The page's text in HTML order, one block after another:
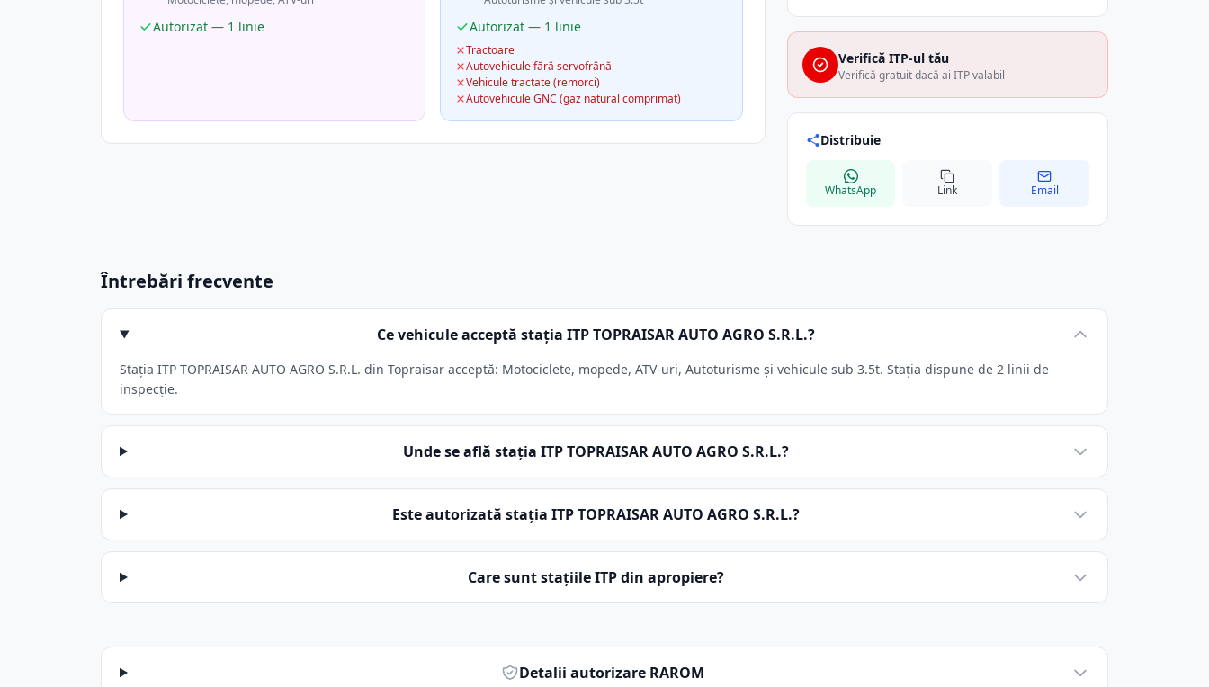
Autorizat — 1 linie Autorizat — 1 linie
Tractoare
Autovehicule fără servofrână
Vehicule tractate (remorci)
Autovehicule GNC (gaz natural comprimat)
Verifică ITP-ul tău
Verifică gratuit dacă ai ITP valabil
Distribuie
WhatsApp Link Email
Întrebări frecvente
Ce vehicule acceptă stația ITP TOPRAISAR AUTO AGRO S.R.L.?
Stația ITP TOPRAISAR AUTO AGRO S.R.L. din Topraisar acceptă: Motociclete, mopede, ATV-uri, Autoturisme și vehicule sub 3.5t. Stația dispune de 2 linii de
inspecție.
Unde se află stația ITP TOPRAISAR AUTO AGRO S.R.L.?
Este autorizată stația ITP TOPRAISAR AUTO AGRO S.R.L.?
Care sunt stațiile ITP din apropiere?
Detalii autorizare RAROM